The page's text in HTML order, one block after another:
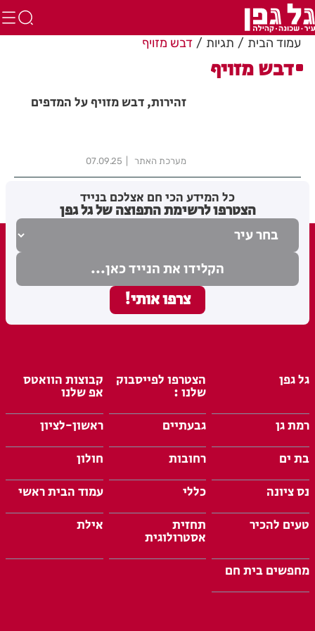
עמוד הבית תגיות דבש מזויף
דבש מזויף
זהירות, דבש מזויף על המדפים
מערכת האתר 07.09.25
כל המידע הכי חם אצלכם בנייד
הצטרפו לרשימת התפוצה של גל גפן
גל גפן הצטרפו לפייסבוק
שלנו :
קבוצות הוואטס
אפ שלנו
רמת גן
גבעתיים
ראשון-לציון
בת ים
רחובות
חולון
נס ציונה
כללי
עמוד הבית ראשי
טעים להכיר
תחזית
אסטרולוגית
אילת
מחפשים בית חם